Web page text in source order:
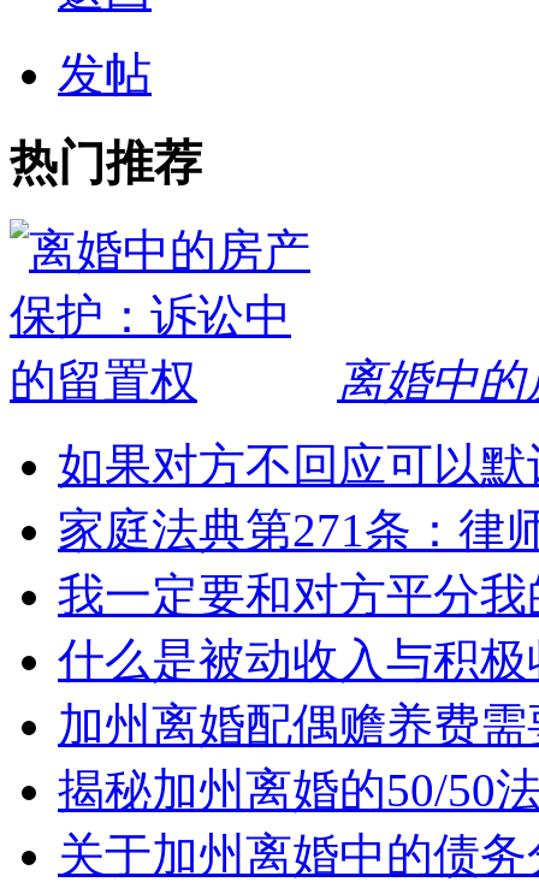
发帖
热门推荐
离婚中
如果对方不回应可以
家庭法典第271条：律
我一定要和对方平分
什么是被动收入与积
加州离婚配偶赡养费
揭秘加州离婚的50/50
关于加州离婚中的债